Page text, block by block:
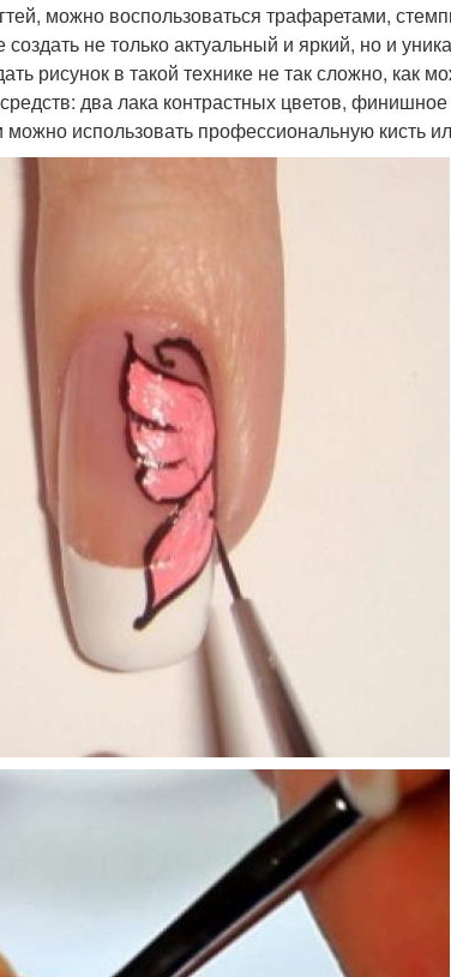
можно воспользоваться трафаретами,
не только актуальный и яркий, но и
рисунок в такой технике не так сложно, как
два лака контрастных цветов,
использовать профессиональную кисть